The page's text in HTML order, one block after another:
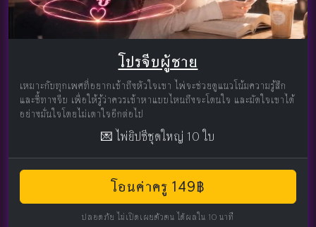
โปรจีบผู้ชาย
เหมาะกับทุกเพศที่อยากเข้าถึงหัวใจเขา ไพ่จะช่วยดูแนวโน้มความรู้สึก
และชี้ทางจีบ เพื่อให้รู้ว่าควรเข้าหาแบบไหนถึงจะโดนใจ และมัดใจเขาได้
อย่างมั่นใจโดยไม่เดาใจอีกต่อไป
💌 ไพ่ยิปซีชุดใหญ่ 10 ใบ
โอนค่าครู 149฿
ปลอดภัย ไม่เปิดเผยตัวตน ได้ผลใน 10 นาที